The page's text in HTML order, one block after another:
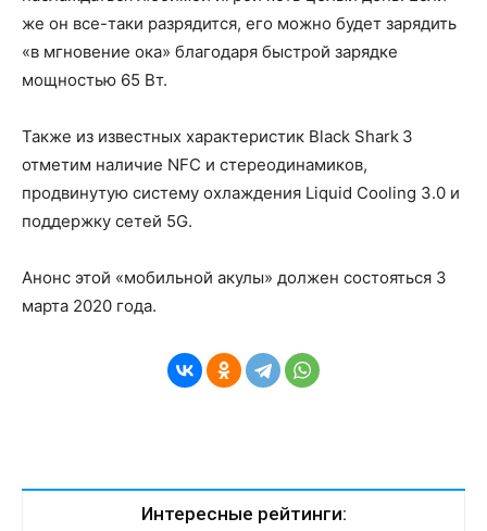
же он все-таки разрядится, его можно будет зарядить
«в мгновение ока» благодаря быстрой зарядке
мощностью 65 Вт.
Также из известных характеристик Black Shark 3
отметим наличие NFC и стереодинамиков,
продвинутую систему охлаждения Liquid Cooling 3.0 и
поддержку сетей 5G.
Анонс этой «мобильной акулы» должен состояться 3
марта 2020 года.
Интересные рейтинги: